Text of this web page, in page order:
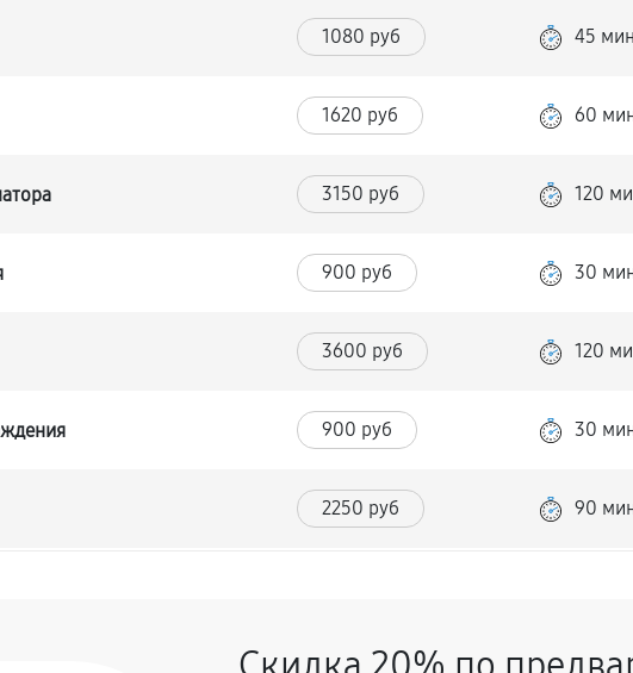
1080 руб 45
1620 руб 60
3150 руб 120
900 руб 30
3600 руб 120
900 руб 30
2250 руб 90
стабилизатора напряжения
720 руб 40